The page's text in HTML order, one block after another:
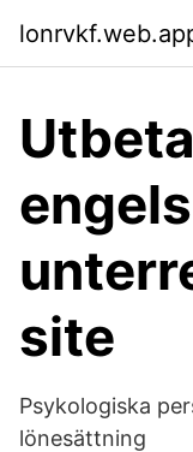
site
Psykologiska
lönesättning